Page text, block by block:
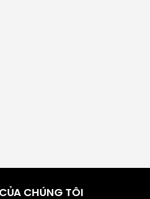
CHÚNG TÔI